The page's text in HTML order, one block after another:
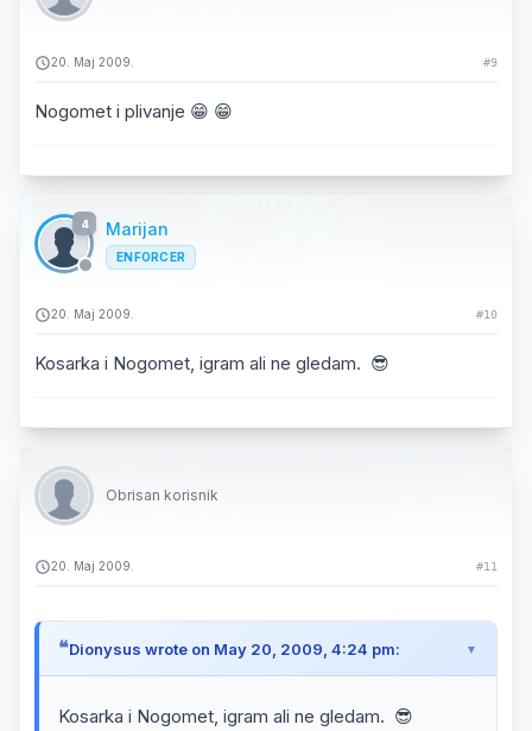
20. Maj 2009. #9
Nogomet i plivanje 😁 😁
4 Marijan
ENFORCER
20. Maj 2009. #10
Kosarka i Nogomet, igram ali ne gledam. 😎
Obrisan korisnik
20. Maj 2009. #11
Dionysus wrote on May 20, 2009, 4:24 pm:
Kosarka i Nogomet, igram ali ne gledam. 😎